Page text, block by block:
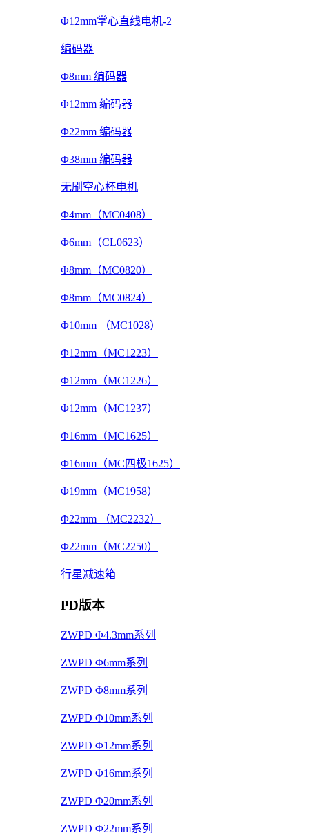
Φ12mm掌心直线电机-2
编码器
Φ8mm 编码器
Φ12mm 编码器
Φ22mm 编码器
Φ38mm 编码器
无刷空心杯电机
Φ4mm（MC0408）
Φ6mm（CL0623）
Φ8mm（MC0820）
Φ8mm（MC0824）
Φ10mm （MC1028）
Φ12mm（MC1223）
Φ12mm（MC1226）
Φ12mm（MC1237）
Φ16mm（MC1625）
Φ16mm（MC四极1625）
Φ19mm（MC1958）
Φ22mm （MC2232）
Φ22mm（MC2250）
行星减速箱
PD版本
ZWPD Φ4.3mm系列
ZWPD Φ6mm系列
ZWPD Φ8mm系列
ZWPD Φ10mm系列
ZWPD Φ12mm系列
ZWPD Φ16mm系列
ZWPD Φ20mm系列
ZWPD Φ22mm系列